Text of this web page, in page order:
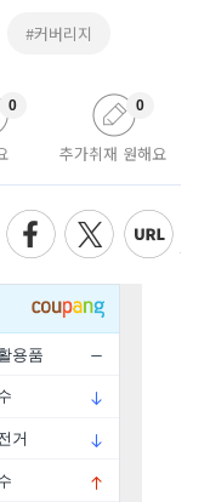
#커버리지
0
추가취재 원해요
0